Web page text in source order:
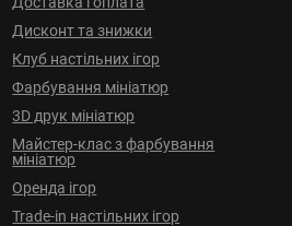
Дисконт та знижки
Клуб настільних ігор
Фарбування мініатюр
3D друк мініатюр
Майстер-клас з фарбування
мініатюр
Оренда ігор
Trade-in настільних ігор